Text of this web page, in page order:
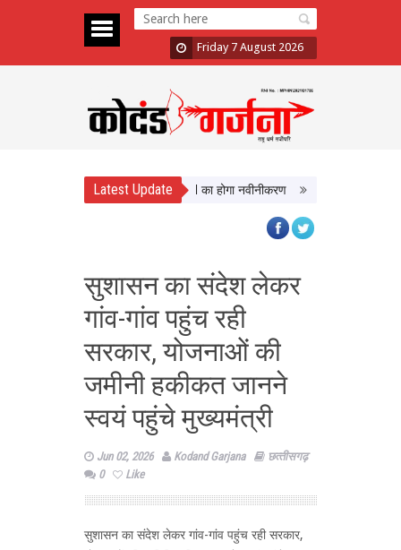
Friday 7 August 2026
Latest Update
मिलेगी बेहतर सुविधा, Hidden Pull का होगा नवीनीकरण एमपी टूरिज्म बोर्ड और
सुशासन का संदेश लेकर
गांव-गांव पहुंच रही
सरकार, योजनाओं की
जमीनी हकीकत जानने
स्वयं पहुंचे मुख्यमंत्री
Jun 02, 2026 Kodand Garjana
छत्‍तीसगढ़
0
Like
सुशासन का संदेश लेकर गांव-गांव पहुंच रही सरकार,